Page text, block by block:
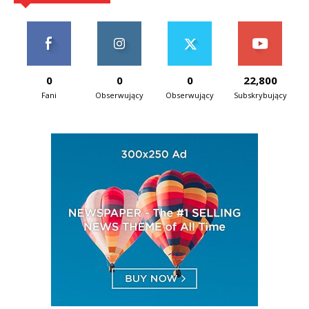
0
Fani
0
Obserwujący
0
Obserwujący
22,800
Subskrybujący